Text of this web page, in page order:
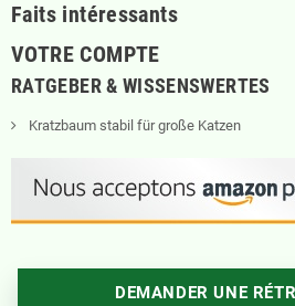
Faits intéressants
VOTRE COMPTE
RATGEBER & WISSENSWERTES
Kratzbaum stabil für große Katzen
DEMANDER UNE